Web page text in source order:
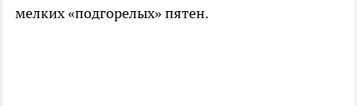
мелких «подгорелых» пятен.